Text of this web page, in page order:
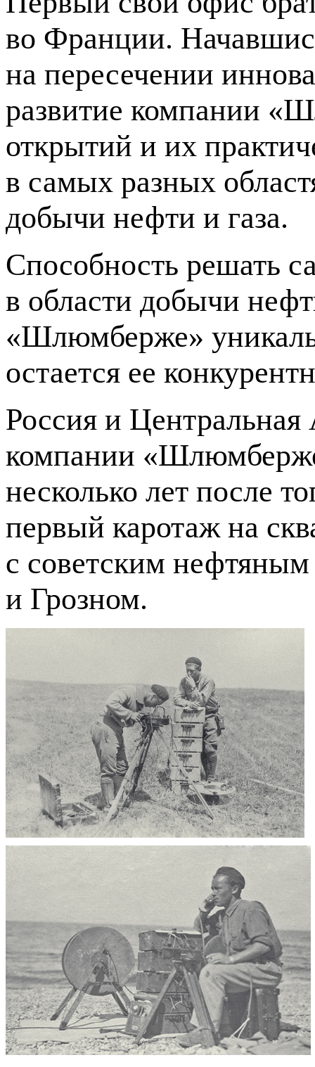
во Франции.
на пересечении
развитие компании
открытий и их
в самых разных
добычи нефти и газа.
Способность решать
в области добычи
«Шлюмберже»
остается ее
Россия и
компании
несколько лет после
первый каротаж на
с советским
и Грозном.